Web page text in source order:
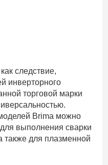
следствие,
инверторного
торговой марки
Brima можно
выполнения сварки
также для плазменной